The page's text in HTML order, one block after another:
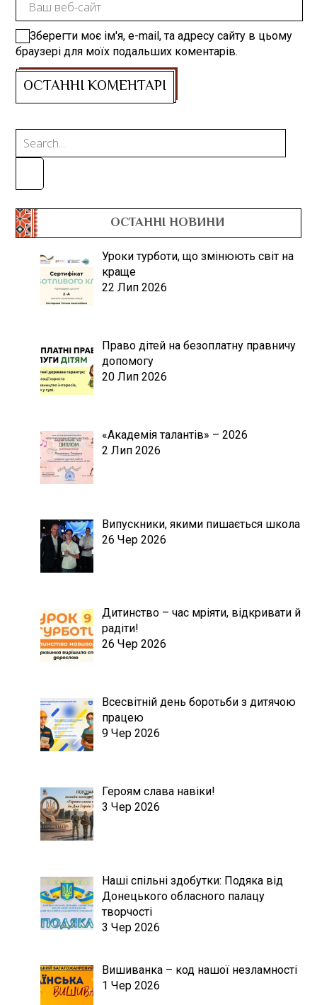
Зберегти моє ім'я, e-mail, та адресу сайту в цьому
браузері для моїх подальших коментарів.
ОСТАННІ НОВИНИ
Уроки турботи, що змінюють світ на
краще
22 Лип 2026
Право дітей на безоплатну правничу
допомогу
20 Лип 2026
«Академія талантів» – 2026
2 Лип 2026
Випускники, якими пишається школа
26 Чер 2026
Дитинство – час мріяти, відкривати й
радіти!
26 Чер 2026
Всесвітній день боротьби з дитячою
працею
9 Чер 2026
Героям слава навіки!
3 Чер 2026
Наші спільні здобутки: Подяка від
Донецького обласного палацу
творчості
3 Чер 2026
Вишиванка – код нашої незламності
1 Чер 2026